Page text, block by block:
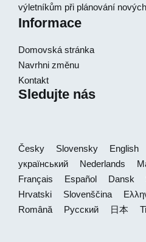
výletníkům při plánování
Informace
Domovská stránka
Navrhni změnu
Kontakt
Sledujte nás
Česky Slovensky English
український
Nederlands
Français
Español Dansk
Hrvatski
Slovenščina
Română
Русский 日本